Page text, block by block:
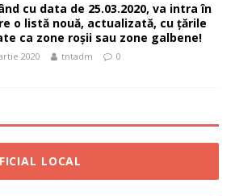
cu data de 25.03.2020, va intra în
o listă nouă, actualizată, cu țările
ca zone roșii sau zone galbene!
2020 tntadm 0
LOCAL